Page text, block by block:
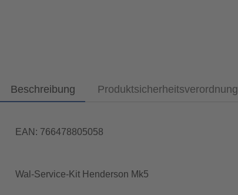
Beschreibung Produktsicherheitsverordnung
EAN: 766478805058
Wal-Service-Kit Henderson Mk5